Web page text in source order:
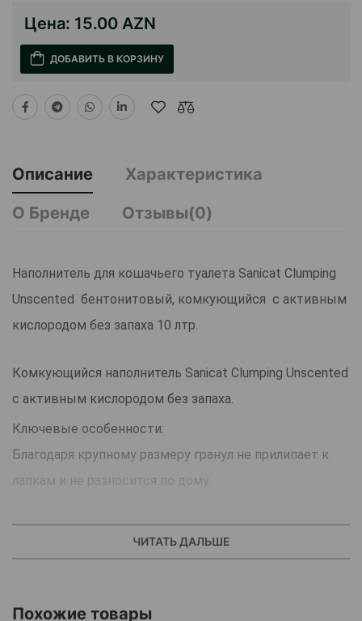
Цена: 15.00 AZN
ДОБАВИТЬ В КОРЗИНУ
Описание
Характеристика
О Бренде
Отзывы(0)
Наполнитель для кошачьего туалета Sanicat Clumping
Unscented бентонитовый, комкующийся с активным
кислородом без запаха 10 лтр.
Комкующийся наполнитель Sanicat Clumping Unscented
с активным кислородом без запаха.
Ключевые особенности:
Благодаря крупному размеру гранул не прилипает к
лапкам и не разносится по дому.
Кислород нейтрализует неприятные запахи.
Не оставляет пыли, следов, бережно относится к
ЧИТАТЬ ДАЛЬШЕ
Похожие товары